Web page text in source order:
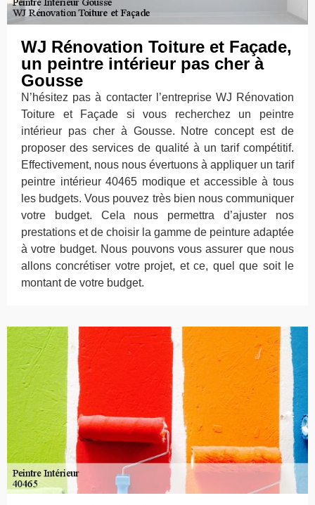
WJ Rénovation Toiture et Façade,
un peintre intérieur pas cher à
Gousse
N’hésitez pas à contacter l’entreprise WJ Rénovation
Toiture et Façade si vous recherchez un peintre
intérieur pas cher à Gousse. Notre concept est de
proposer des services de qualité à un tarif compétitif.
Effectivement, nous nous évertuons à appliquer un tarif
peintre intérieur 40465 modique et accessible à tous
les budgets. Vous pouvez très bien nous communiquer
votre budget. Cela nous permettra d’ajuster nos
prestations et de choisir la gamme de peinture adaptée
à votre budget. Nous pouvons vous assurer que nous
allons concrétiser votre projet, et ce, quel que soit le
montant de votre budget.